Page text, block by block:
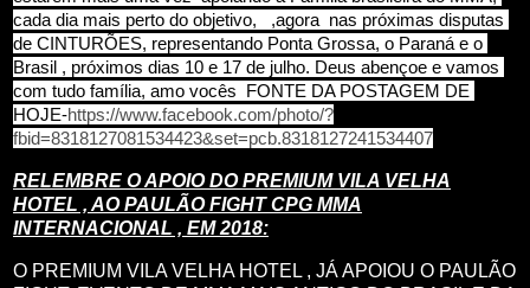
cada dia mais perto do objetivo,   ,agora  nas próximas disputas
de CINTURÕES, representando Ponta Grossa, o Paraná e o
Brasil , próximos dias 10 e 17 de julho. Deus abençoe e vamos
com tudo família, amo vocês  FONTE DA POSTAGEM DE
HOJE-https://www.facebook.com/photo/?
fbid=8318127081534423&set=pcb.8318127241534407
RELEMBRE O APOIO DO PREMIUM VILA VELHA
HOTEL , AO PAULÃO FIGHT CPG MMA
INTERNACIONAL , EM 2018:
O PREMIUM VILA VELHA HOTEL , JÁ APOIOU O PAULÃO